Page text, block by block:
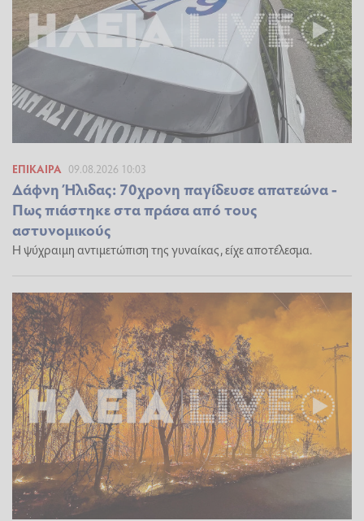
Δάφνη Ήλιδας: 70χρονη παγίδευσε απατεώνα -
Πως πιάστηκε στα πράσα από τους
αστυνομικούς
Η ψύχραιμη αντιμετώπιση της γυναίκας, είχε αποτέλεσμα.
ΕΠΊΚΑΙΡΑ 09.08.2026 10:03